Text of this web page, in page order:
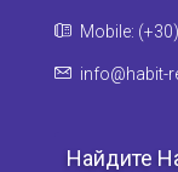
Mobile:
info@habit-
Найдите